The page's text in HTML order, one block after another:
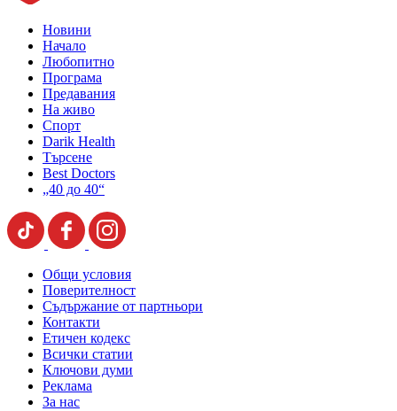
Новини
Начало
Любопитно
Програма
Предавания
На живо
Спорт
Darik Health
Търсене
Best Doctors
„40 до 40“
Общи условия
Поверителност
Съдържание от партньори
Контакти
Етичен кодекс
Всички статии
Ключови думи
Реклама
За нас